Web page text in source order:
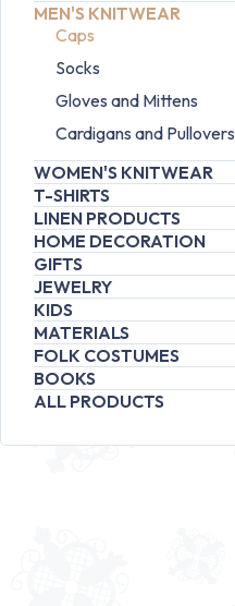
MEN'S KNITWEAR
Caps
Socks
Gloves and Mittens
Cardigans and Pullovers
WOMEN'S KNITWEAR
T-SHIRTS
LINEN PRODUCTS
HOME DECORATION
GIFTS
JEWELRY
KIDS
MATERIALS
FOLK COSTUMES
BOOKS
ALL PRODUCTS